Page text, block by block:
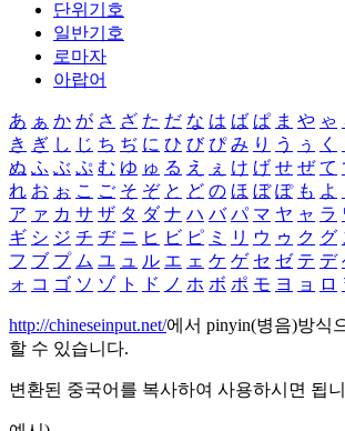
단위기호
일반기호
로마자
아랍어
あ ぁ か が さ ざ た だ な は ば ぱ ま や ゃ
き ぎ し じ ち ぢ に ひ び ぴ み り う ぅ く
ぬ ふ ぶ ぷ む ゆ ゅ る え ぇ け げ せ ぜ て
れ お ぉ こ ご そ ぞ と ど の ほ ぼ ぽ も よ
ア ァ カ サ ザ タ ダ ナ ハ バ パ マ ヤ ャ ラ
ギ シ ジ チ ヂ ニ ヒ ビ ピ ミ リ ウ ゥ ク グ
フ ブ プ ム ユ ュ ル エ ェ ケ ゲ セ ゼ テ デ
ォ コ ゴ ソ ゾ ト ド ノ ホ ボ ポ モ ヨ ョ ロ
http://chineseinput.net/에서 pinyin(병음)방식
할 수 있습니다.
변환된 중국어를 복사하여 사용하시면 됩